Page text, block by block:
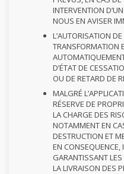
INTERVENTION
NOUS EN AVISER
L’AUTORISATION
TRANSFORMATION
D’ÉTAT DE
OU DE RETARD DE
MALGRÉ
RÉSERVE DE
LA CHARGE DES
NOTAMMENT EN
DESTRUCTION ET
EN CONSEQUENCE,
GARANTISSANT
LA LIVRAISON DES